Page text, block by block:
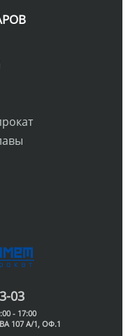
03
- 17:00
107 А/1, ОФ.1